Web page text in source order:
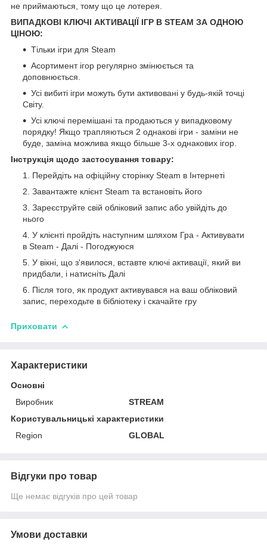
не приймаються, тому що це лотерея.
ВИПАДКОВІ КЛЮЧІ АКТИВАЦІЇ ІГР В STEAM ЗА ОДНОЮ
ЦІНОЮ:
Тільки ігри для Steam
Асортимент ігор регулярно змінюється та
доповнюється.
Усі вибиті ігри можуть бути активовані у будь-якій точці
Світу.
Усі ключі перемішані та продаються у випадковому
порядку! Якщо трапляються 2 однакові ігри - заміни не
буде, заміна можлива якщо більше 3-х однакових ігор.
Інструкція щодо застосування товару:
Перейдіть на офіційну сторінку Steam в Інтернеті
Завантажте клієнт Steam та встановіть його
Зареєструйте свій обліковий запис або увійдіть до
нього
У клієнті пройдіть наступним шляхом Гра - Активувати
в Steam - Далі - Погоджуюся
У вікні, що з'явилося, вставте ключі активації, який ви
придбали, і натисніть Далі
Після того, як продукт активувався на ваш обліковий
запис, переходьте в бібліотеку і скачайте гру
Приховати
Характеристики
Основні
Виробник
STREAM
Користувальницькі характеристики
Region
GLOBAL
Відгуки про товар
Ще немає відгуків про цей товар
Умови доставки